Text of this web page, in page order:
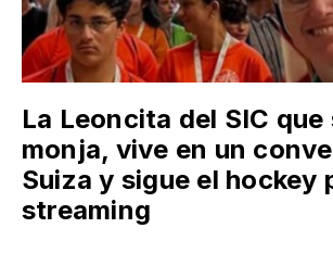
La Leoncita del SIC que
monja, vive en un
Suiza y sigue el hockey
streaming